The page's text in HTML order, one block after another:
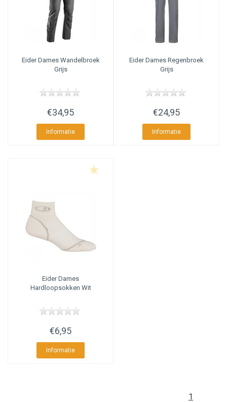
EiderDames Wandelbroek
Grijs
€34,95
Informatie
EiderDames Regenbroek
Grijs
€24,95
Informatie
EiderDames
Hardloopsokken Wit
€6,95
Informatie
1